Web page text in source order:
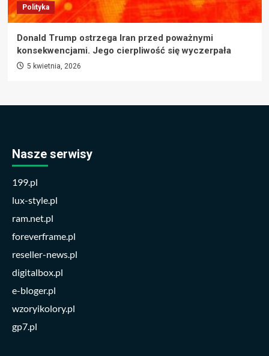
Polityka
Donald Trump ostrzega Iran przed poważnymi
konsekwencjami. Jego cierpliwość się wyczerpała
5 kwietnia, 2026
Nasze serwisy
199.pl
lux-style.pl
ram.net.pl
foreverframe.pl
reseller-news.pl
digitalbox.pl
e-bloger.pl
wzoryikolory.pl
gp7.pl